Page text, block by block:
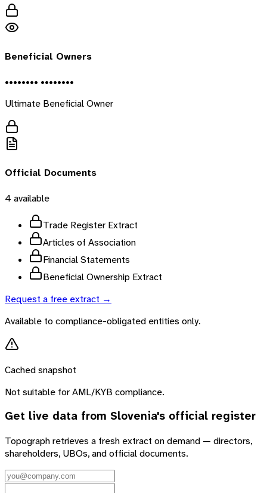
Beneficial Owners
•••••••• ••••••••
Ultimate Beneficial Owner
Official Documents
4 available
Trade Register Extract
Articles of Association
Financial Statements
Beneficial Ownership Extract
Request a free extract →
Available to compliance-obligated entities only.
Cached snapshot
Not suitable for AML/KYB compliance.
Get live data from Slovenia's official register
Topograph retrieves a fresh extract on demand — directors,
shareholders, UBOs, and official documents.